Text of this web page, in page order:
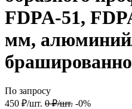
FDPA-51,
мм,
По запросу
450 ₽/шт. 0 ₽/шт. -0%